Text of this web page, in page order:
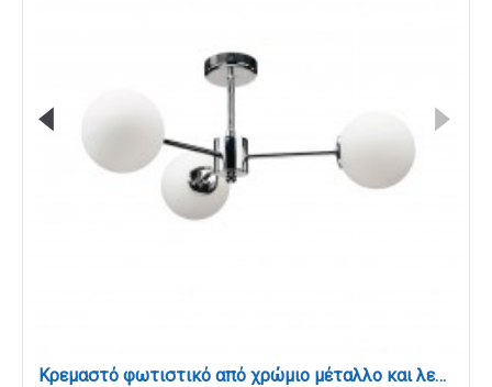
Κρεμαστό φωτιστικό από χρώμιο μέταλλο και λευκή οπαλίνα 3XG9 D:45cm (5014-3)